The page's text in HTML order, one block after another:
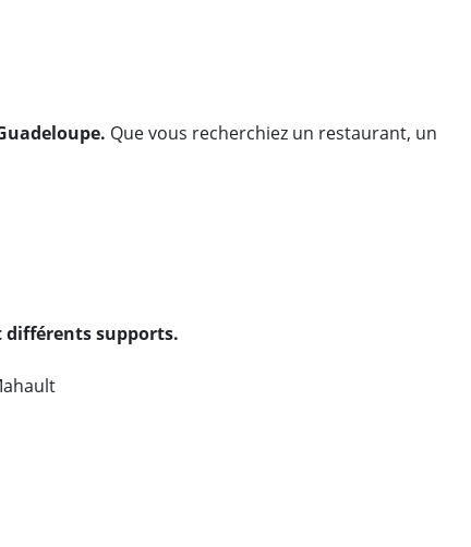
Que vous recherchiez un restaurant, un
différents supports.